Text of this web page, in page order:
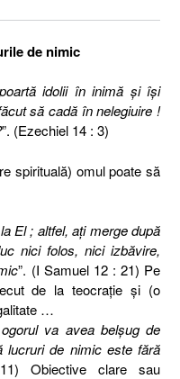
de nimic
idolii în inimă şi îşi
să cadă în nelegiuire !
”. (Ezechiel 14 : 3)
spirituală) omul poate să
El ; altfel, aţi merge după
nici folos, nici izbăvire,
”. (I Samuel 12 : 21) Pe
de la teocraţie şi (o
…
va avea belşug de
lucruri de nimic este fără
Obiective clare sau